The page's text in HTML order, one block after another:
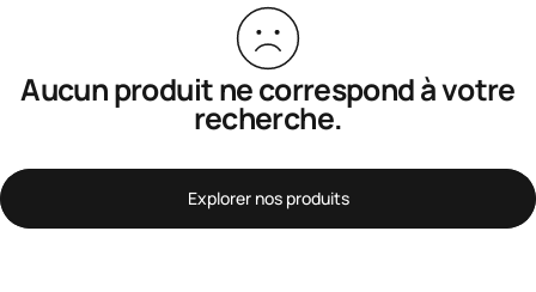
Aucun produit ne correspond à votre
recherche.
Explorer nos produits